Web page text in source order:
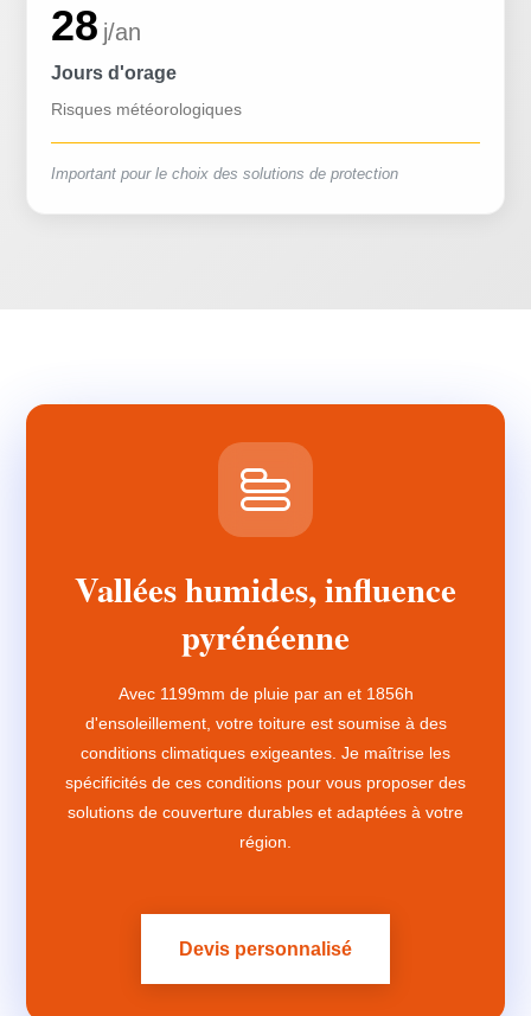
28 j/an
Jours d'orage
Risques météorologiques
Important pour le choix des solutions de protection
Vallées humides, influence
pyrénéenne
Avec 1199mm de pluie par an et 1856h
d'ensoleillement, votre toiture est soumise à des
conditions climatiques exigeantes. Je maîtrise les
spécificités de ces conditions pour vous proposer des
solutions de couverture durables et adaptées à votre
région.
Devis personnalisé